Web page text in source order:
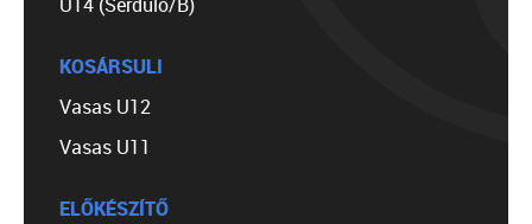
KOSÁRSULI
Vasas U12
Vasas U11
ELŐKÉSZÍTŐ